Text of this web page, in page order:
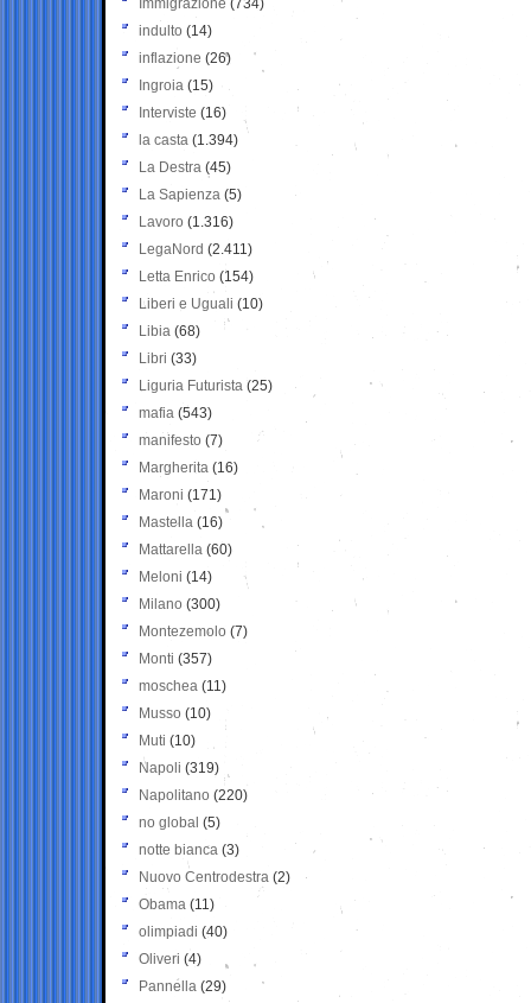
Immigrazione (734)
indulto (14)
inflazione (26)
Ingroia (15)
Interviste (16)
la casta (1.394)
La Destra (45)
La Sapienza (5)
Lavoro (1.316)
LegaNord (2.411)
Letta Enrico (154)
Liberi e Uguali (10)
Libia (68)
Libri (33)
Liguria Futurista (25)
mafia (543)
manifesto (7)
Margherita (16)
Maroni (171)
Mastella (16)
Mattarella (60)
Meloni (14)
Milano (300)
Montezemolo (7)
Monti (357)
moschea (11)
Musso (10)
Muti (10)
Napoli (319)
Napolitano (220)
no global (5)
notte bianca (3)
Nuovo Centrodestra (2)
Obama (11)
olimpiadi (40)
Oliveri (4)
Pannella (29)